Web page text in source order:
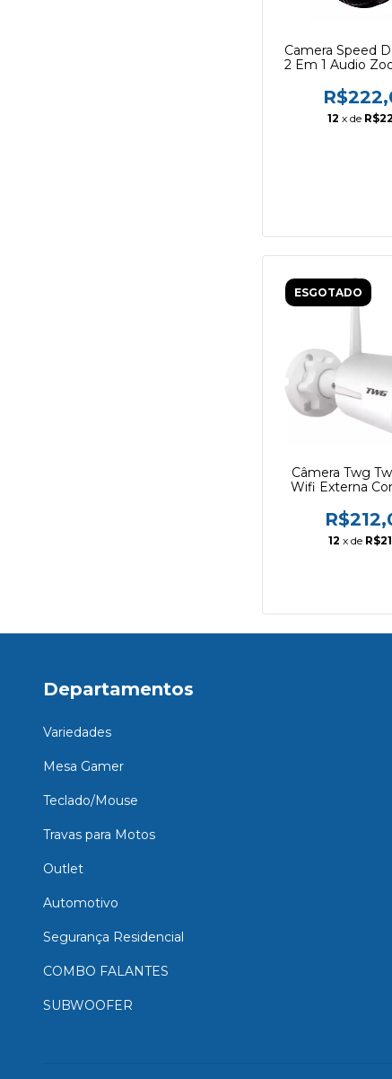
Camera Speed
2 Em 1 Audio
12 x de
ESGOTADO
Câmera Twg
Wifi Externa
12 x de
Departamentos
Variedades
Mesa Gamer
Teclado/Mouse
Travas para Motos
Outlet
Automotivo
Segurança Residencial
COMBO FALANTES
SUBWOOFER